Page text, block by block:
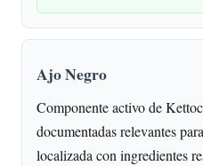
Ajo Negro
Componente activo de
documentadas relevantes
localizada con ingredientes